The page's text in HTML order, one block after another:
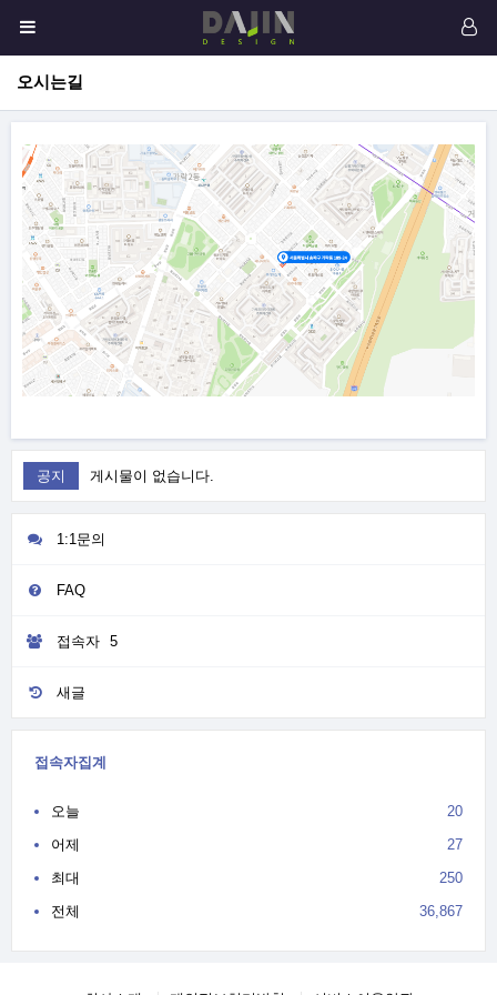
오시는길
공지 게시물이 없습니다.
1:1문의
FAQ
접속자 5
새글
접속자집계
오늘
20
어제
27
최대
250
전체
36,867